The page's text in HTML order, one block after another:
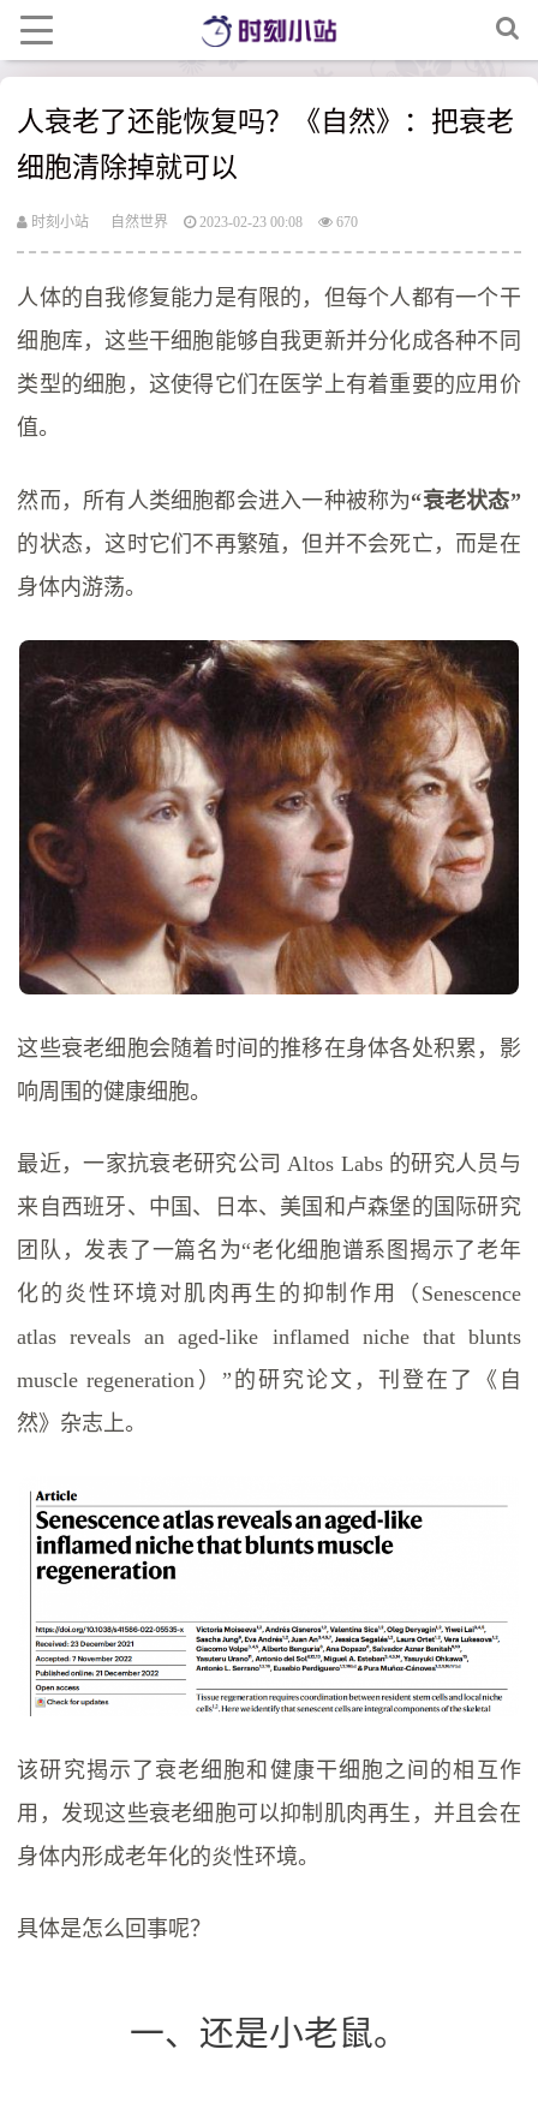
人衰老了还能恢复吗？《自然》：把衰老
细胞清除掉就可以
时刻小站 自然世界 2023-02-23 00:08 670
人体的自我修复能力是有限的，但每个人都有一个干
细胞库，这些干细胞能够自我更新并分化成各种不同
类型的细胞，这使得它们在医学上有着重要的应用价
值。
然而，所有人类细胞都会进入一种被称为“衰老状态”
的状态，这时它们不再繁殖，但并不会死亡，而是在
身体内游荡。
这些衰老细胞会随着时间的推移在身体各处积累，影
响周围的健康细胞。
最近，一家抗衰老研究公司 Altos Labs 的研究人员与
来自西班牙、中国、日本、美国和卢森堡的国际研究
团队，发表了一篇名为“老化细胞谱系图揭示了老年
化的炎性环境对肌肉再生的抑制作用（Senescence
atlas reveals an aged-like inflamed niche that blunts
muscle regeneration）”的研究论文，刊登在了《自
然》杂志上。
该研究揭示了衰老细胞和健康干细胞之间的相互作
用，发现这些衰老细胞可以抑制肌肉再生，并且会在
身体内形成老年化的炎性环境。
具体是怎么回事呢？
一、还是小老鼠。